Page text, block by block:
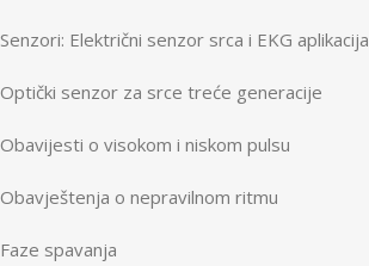
Senzori: Električni senzor srca i EKG aplikacija
Optički senzor za srce treće generacije
Obavijesti o visokom i niskom pulsu
Obavještenja o nepravilnom ritmu
Faze spavanja